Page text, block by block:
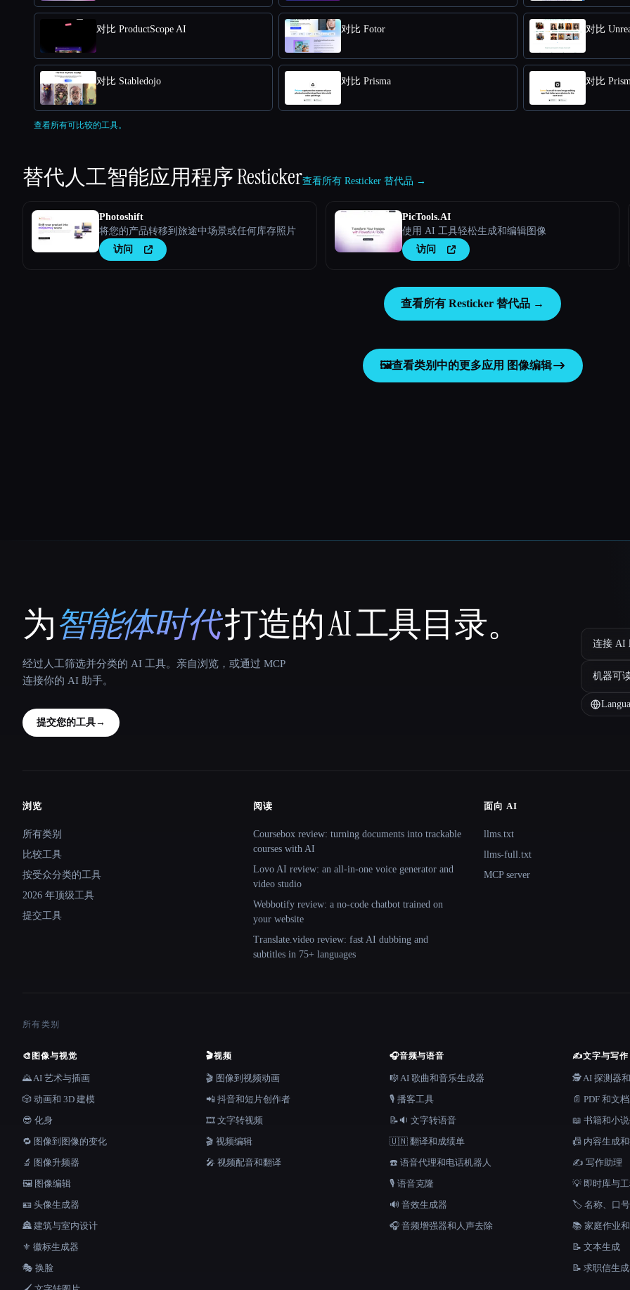
对比 ProductScope AI 对比 Fotor 对比
对比 Stabledojo 对比 Prisma 对比
查看所有可比较的工具。
替代人工智能应用程序Resticker查看所有 Resticker 替代品 →
Photoshift
将您的产品转移到旅途中场景或任何库存照片
访问
PicTools.AI
使用 AI 工具轻松生成和编辑图像
访问
查看所有 Resticker 替代品 →
🖼️查看类别中的更多应用 图像编辑
That AI Collection
为智能体时代打造的 AI 工具目录。
经过人工筛选并分类的 AI 工具。亲自浏览，或通过 MCP
连接你的 AI 助手。
提交您的工具→
连接 AI
机器可
Site navigation
浏览
所有类别
比较工具
按受众分类的工具
2026 年顶级工具
提交工具
阅读
Coursebox review: turning documents into trackable
courses with AI
Lovo AI review: an all-in-one voice generator and
video studio
Webbotify review: a no-code chatbot trained on
your website
Translate.video review: fast AI dubbing and
subtitles in 75+ languages
面向 AI
llms.txt
llms-full.txt
MCP server
所有类别
🎨 图像与视觉
🌄 AI 艺术与插画
🎲 动画和 3D 建模
😎 化身
🔁 图像到图像的变化
🔬 图像升频器
🖼️ 图像编辑
🪪 头像生成器
🏯 建筑与室内设计
⚜️ 徽标生成器
🎭 换脸
🎬视频
🎬 图像到视频动画
📲 抖音和短片创作者
🎞️ 文字转视频
🎬 视频编辑
🎤 视频配音和翻译
🎧音频与语音
🎼 AI 歌曲和音乐生成器
🎙️ 播客工具
📝🔉 文字转语音
🇺🇳 翻译和成绩单
☎️ 语音代理和电话机器人
🎙️ 语音克隆
🔊 音效生成器
🎧 音频增强器和人声去除
✍️文字与写作
🕵️ AI 探测器
📄 PDF 和文
📖 书籍和小
📠 内容生成
✍️ 写作助理
💡 即时库与
🏷️ 名称、口
📚 家庭作业
📝 文本生成
📝 求职信生